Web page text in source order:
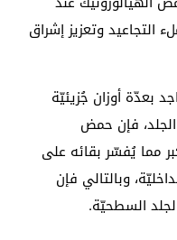
وتعزيز إشراق
بعدّة أوزان جُزيئيّة
فإن حمض
مما يُفسّر بقائه على
وبالتالي فإن
السطحيّة.